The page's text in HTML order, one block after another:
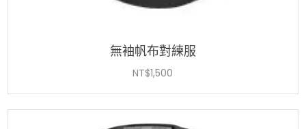
無袖帆布對練服
NT$1,500